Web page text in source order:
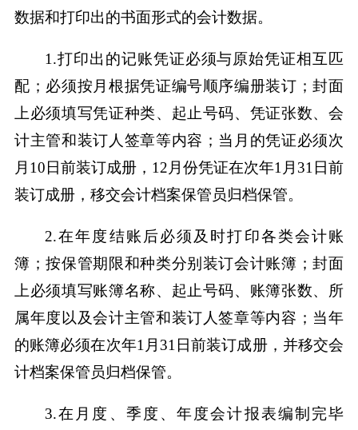
数据和打印出的书面形式的会计数据。
1.打印出的记账凭证必须与原始凭证相互匹
配；必须按月根据凭证编号顺序编册装订；封面
上必须填写凭证种类、起止号码、凭证张数、会
计主管和装订人签章等内容；当月的凭证必须次
月10日前装订成册，12月份凭证在次年1月31日前
装订成册，移交会计档案保管员归档保管。
2.在年度结账后必须及时打印各类会计账
簿；按保管期限和种类分别装订会计账簿；封面
上必须填写账簿名称、起止号码、账簿张数、所
属年度以及会计主管和装订人签章等内容；当年
的账簿必须在次年1月31日前装订成册，并移交会
计档案保管员归档保管。
3.在月度、季度、年度会计报表编制完毕